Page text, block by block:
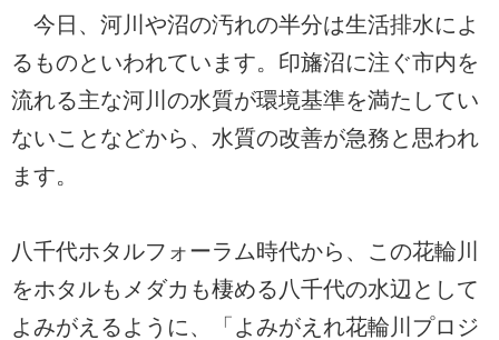
今日、河川や沼の汚れの半分は生活排水によ
るものといわれています。印旛沼に注ぐ市内を
流れる主な河川の水質が環境基準を満たしてい
ないことなどから、水質の改善が急務と思われ
ます。
八千代ホタルフォーラム時代から、この花輪川
をホタルもメダカも棲める八千代の水辺として
よみがえるように、「よみがえれ花輪川プロジ